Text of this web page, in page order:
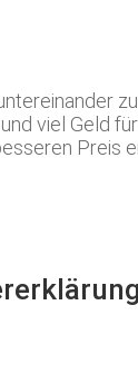
viel Geld
Preis